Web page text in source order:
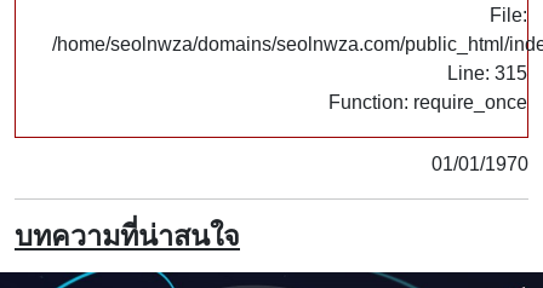
File:
/home/seolnwza/domains/seolnwza.com/public_html/
Line: 315
Function: require_once
01/01/1970
บทความที่น่าสนใจ